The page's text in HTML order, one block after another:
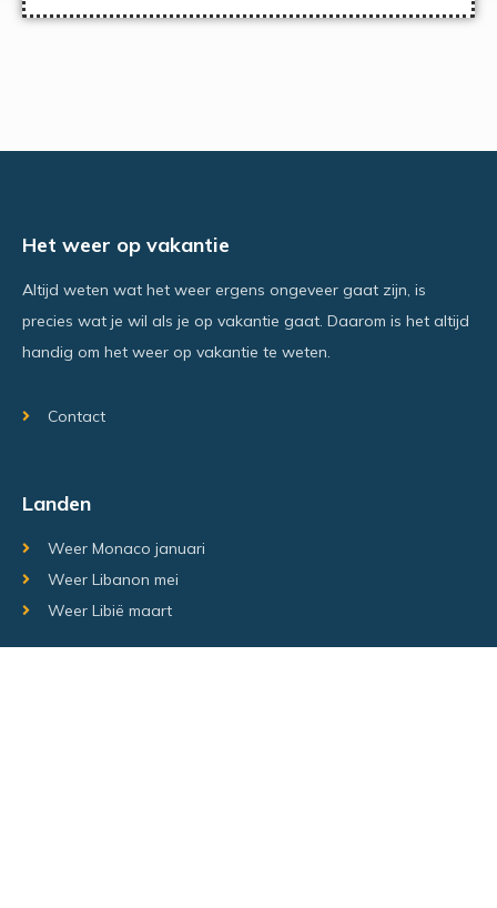
Het weer op vakantie
Altijd weten wat het weer ergens ongeveer gaat zijn, is
precies wat je wil als je op vakantie gaat. Daarom is het altijd
handig om het weer op vakantie te weten.
Contact
Landen
Weer Monaco januari
Weer Libanon mei
Weer Libië maart